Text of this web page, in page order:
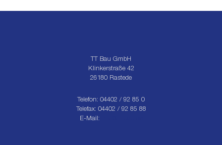
TT Bau GmbH
Klinkerstraße 42
26180 Rastede
Telefon: 04402 / 92 85 0
Telefax: 04402 / 92 85 88
E-Mail: